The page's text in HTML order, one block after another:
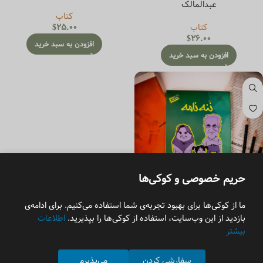
عبدالمالک
کتاب
$26.00
افزودن به سبد خرید
کتاب
$25.00
افزودن به سبد خرید
ننه نامه
افزودن به سبد خرید
حریم خصوصی و کوکی‌ها
ما از کوکی‌ها برای بهبود تجربه‌ی شما استفاده می‌کنیم. برای ادامه‌ی
بازدید از این وب‌سایت، استفاده از کوکی‌ها را بپذیرید. اطلاعات
بیشتر